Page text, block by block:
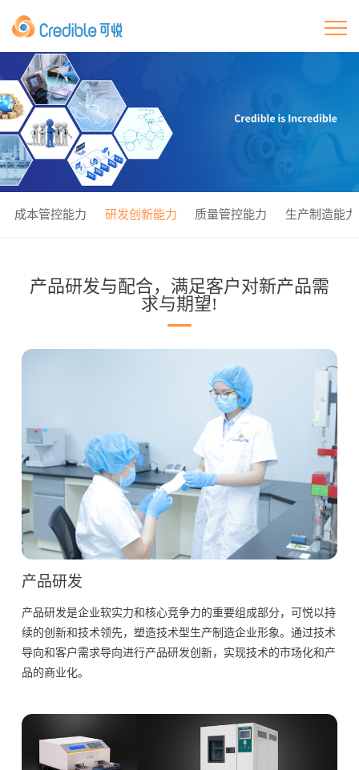
首页
关于我们
产品
核心优势
可持续发展
成本管控能力 研发创新能力 质量管控能力 生产制造能力
产品研发与配合，满足客户对新产品需
求与期望!
产品研发
产品研发是企业软实力和核心竞争力的重要组成部分，可悦以持
续的创新和技术领先，塑造技术型生产制造企业形象。通过技术
导向和客户需求导向进行产品研发创新，实现技术的市场化和产
品的商业化。